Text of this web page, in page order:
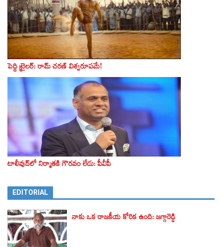
పెద్ది ట్రైలర్‌: రామ్‌ చరణ్‌ విశ్వరూపమే!
టాలీవుడ్‌లో నిర్మాతకి గౌరవం లేదు: పీవీపీ
EDITORIAL
నాకు ఒక రాజకీయ కోరిక ఉంది: జగ్గారెడ్డి